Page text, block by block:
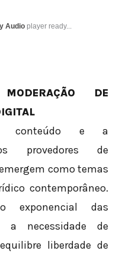
Audio player ready...
DE
conteúdo e a
provedores de
como temas
contemporâneo.
exponencial das
a necessidade de
liberdade de